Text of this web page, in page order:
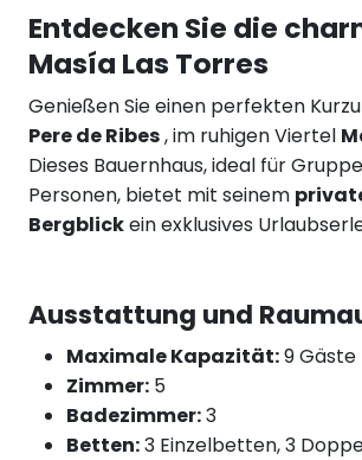
Entdecken Sie die
Masía Las Torres
Genießen Sie einen perfekten
Pere de Ribes, im ruhigen Viertel
Dieses Bauernhaus, ideal für
Personen, bietet mit seinem
Bergblickein exklusives
Ausstattung und
Maximale Kapazität:9 Gäste
Zimmer: 5
Badezimmer:3
Betten:3 Einzelbetten, 3